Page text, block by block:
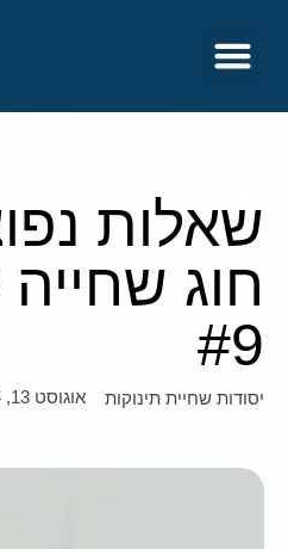
שאלות
חוג
#9
יסודות שחיית תינוקות אוגוסט 13, 2024